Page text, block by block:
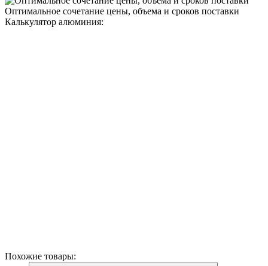
Оптимальное сочетание цены, объема и сроков поставки
Калькулятор алюминия:
Похожие товары: